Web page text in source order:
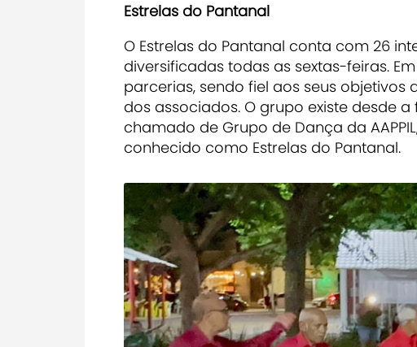
Estrelas do Pantanal
O Estrelas do Pantanal conta com 26
diversificadas todas as sextas-feiras.
parcerias, sendo fiel aos seus
dos associados. O grupo existe desde a
chamado de Grupo de Dança da
conhecido como Estrelas do Pantanal.